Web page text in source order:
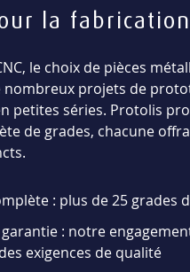
la fabrication
le choix de pièces
projets de
petites séries. Protolis
de grades, chacune
: plus de 25 grades
garantie : notre
exigences de qualité